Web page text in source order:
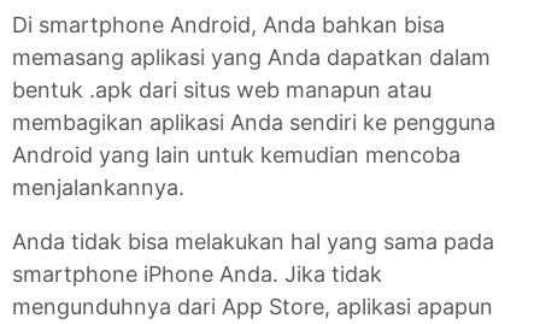
Di smartphone Android, Anda bahkan bisa
memasang aplikasi yang Anda dapatkan dalam
bentuk .apk dari situs web manapun atau
membagikan aplikasi Anda sendiri ke pengguna
Android yang lain untuk kemudian mencoba
menjalankannya.
Anda tidak bisa melakukan hal yang sama pada
smartphone iPhone Anda. Jika tidak
mengunduhnya dari App Store, aplikasi apapun